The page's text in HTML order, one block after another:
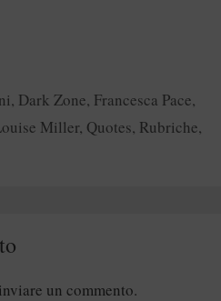
, Dark Zone, Francesca Pace,
Miller, Quotes, Rubriche,
un commento.